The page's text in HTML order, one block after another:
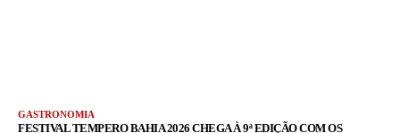
GASTRONOMIA
FESTIVAL TEMPERO BAHIA 2026 CHEGA À 9ª EDIÇÃO COM OS